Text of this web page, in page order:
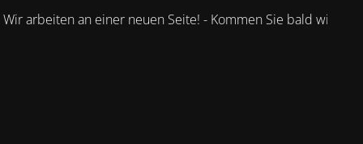
Wir arbeiten an einer neuen Seite! - Kommen Sie bald wieder.